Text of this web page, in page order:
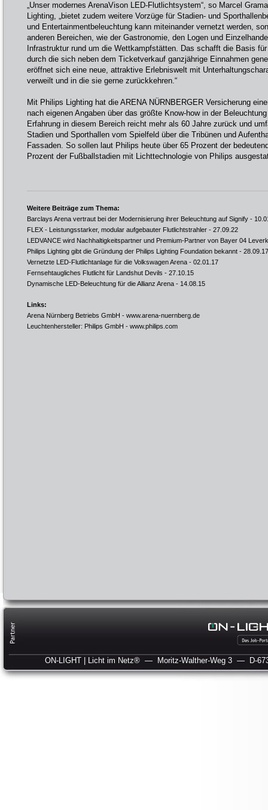
„Unser modernes ArenaVison LED-Flutlichtsystem“, so Marcel
Lighting, „bietet zudem weitere Vorzüge für Stadien- und
und Entertainmentbeleuchtung kann miteinander vernetzt werden,
anderen Bereichen, wie der Gastronomie, den Logen und
Infrastruktur rund um die Wettkampfstätten. Das schafft die Basis
durch die sich neben dem Ticketverkauf ganzjährige Einnahmen
eröffnet sich eine neue, attraktive Erlebniswelt mit
verweilt und in die sie gerne zurückkehren.“
Mit Philips Lighting hat die ARENA NÜRNBERGER Versicherung
nach eigenen Angaben über das größte Know-how in der
Erfahrung in diesem Bereich reicht mehr als 60 Jahre zurück und
Stadien und Sporthallen vom Spielfeld über die Tribünen und
Fassaden. So sollen laut Philips heute über 65 Prozent der
Prozent der Fußballstadien mit Lichttechnologie von Philips
Weitere Beiträge zum Thema:
Barclays Arena vertraut bei der Modernisierung ihrer Beleuchtung auf Signify -
FLEX - Leistungsstarker, modular aufgebauter Flutlichtstrahler - 27.09.22
LEDVANCE wird Nachhaltigkeitspartner und Premium-Partner von Bayer 04
Philips Lighting gibt die Gründung der Philips Lighting Foundation bekannt - 28.09.17
Vernetzte LED-Flutlichtanlage für die Volkswagen Arena - 02.01.17
Fernsehtaugliches Flutlicht für Landshut Devils - 27.10.15
Dynamische LED-Beleuchtung für die Allianz Arena - 14.08.15
Links:
Arena Nürnberg Betriebs GmbH - www.arena-nuernberg.de
Leuchtenhersteller: Philips GmbH - www.philips.com
ON-LIGHT | Licht im Netz® — Moritz-Walther-Weg 3 — D-